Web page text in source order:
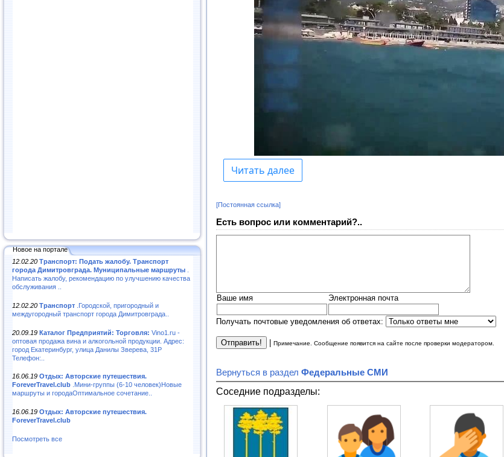
Новое на портале
12.02.20 Транспорт: Подать жалобу. Транспорт
города Димитровграда. Муниципальные маршруты
Написать жалобу, рекомендацию по улучшению качества
обслуживания ..
12.02.20 Транспорт .Городской, пригородный и
междугородный транспорт города Димитровграда..
20.09.19 Каталог Предприятий: Торговля: Vino1.ru -
оптовая продажа вина и алкогольной продукции. Адрес:
город Екатеринбург, улица Данилы Зверева, 31Р
Телефон:..
16.06.19 Отдых: Авторские путешествия.
ForeverTravel.club .Мини-группы (6-10 человек)Новые
маршруты и городаОптимальное сочетание..
16.06.19 Отдых: Авторские путешествия.
ForeverTravel.club
Посмотреть все
[Постоянная ссылка]
Есть вопрос или комментарий?..
Ваше имя Электронная почта
Получать почтовые уведомления об ответах:
Примечание. Сообщение появится на сайте после проверки модератором.
Вернуться в раздел Федеральные СМИ
Соседние подразделы: